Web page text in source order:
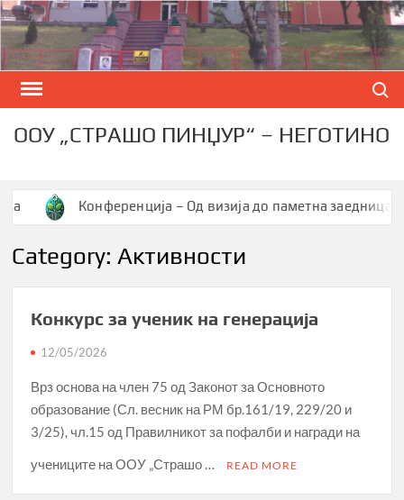
Skip
to
content
ООУ „СТРАШО ПИНЏУР“ – НЕГОТИНО
– Од визија до паметна заедница
Category:Активности
Конкурс за ученик на генерација
12/05/2026
Врз основа на член 75 од Законот за Основното
образование (Сл. весник на РМ бр.161/19, 229/20 и
3/25), чл.15 од Правилникот за пофалби и награди на
учениците на ООУ „Страшо …
READ MORE